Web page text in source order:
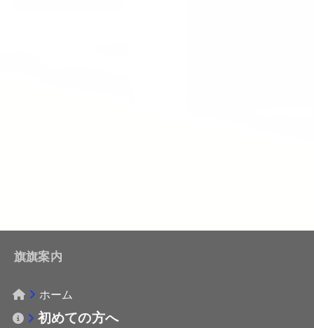
旗旗案内
ホーム
初めての方へ